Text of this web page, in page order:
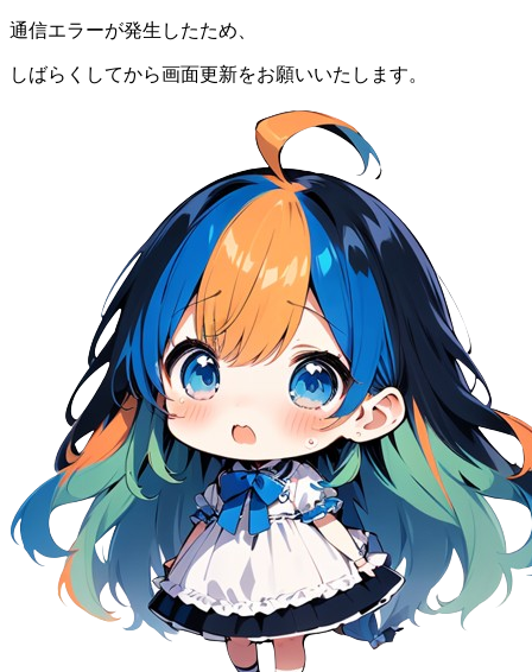
通信エラーが発生したため、
しばらくしてから画面更新をお願いいたします。